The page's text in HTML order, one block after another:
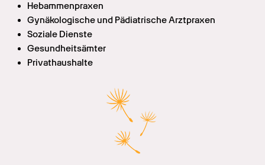
Hebammenpraxen
Gynäkologische und Pädiatrische Arztpraxen
Soziale Dienste
Gesundheitsämter
Privathaushalte